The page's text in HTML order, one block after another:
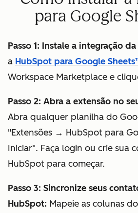
para Google
Passo 1: Instale a integração
a HubSpot para Google
Workspace Marketplace e
Passo 2: Abra a extensão no
Abra qualquer planilha do
"Extensões → HubSpot para
Iniciar". Faça login ou crie sua
HubSpot para começar.
Passo 3: Sincronize seus
HubSpot: Mapeie as colunas